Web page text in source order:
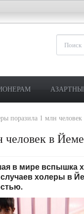
поразила 1 млн
в
в мире
холеры в